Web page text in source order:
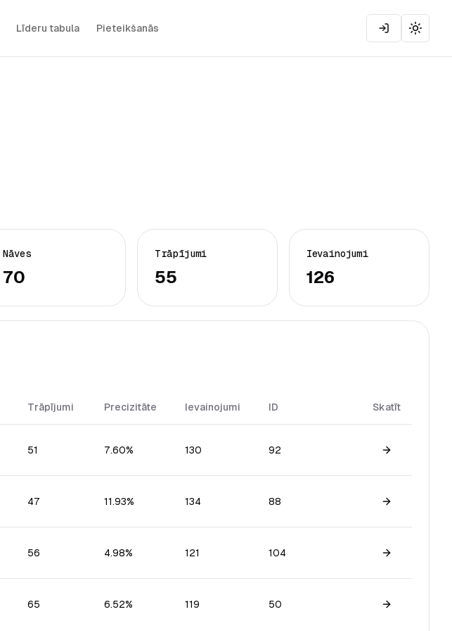
Līderu tabula Pieteikšanās
Toggle
Nāves
70
Trāpījumi
55
Ievainojumi
126
Trāpījumi Precizitāte Ievainojumi ID Skatīt
51 7.60% 130 92
View game
47 11.93% 134 88
View game
56 4.98% 121 104
View game
65 6.52% 119 50
View game